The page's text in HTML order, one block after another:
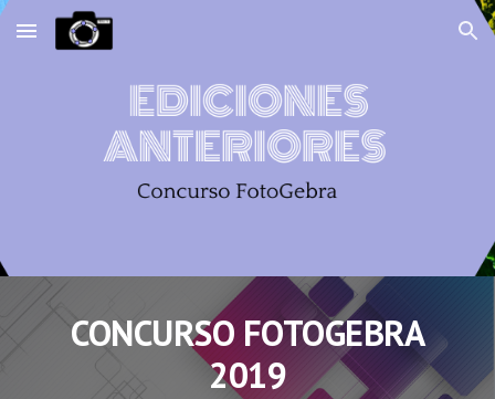
Skip to main content Skip to navigation
CONCURSO FOTOGEBRA
2019